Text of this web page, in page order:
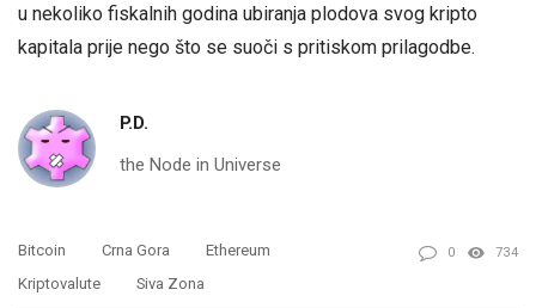
u nekoliko fiskalnih godina ubiranja plodova svog kripto
kapitala prije nego što se suoči s pritiskom prilagodbe.
P.D.
the Node in Universe
Bitcoin Crna Gora
Ethereum
Kriptovalute
Siva Zona
0 734